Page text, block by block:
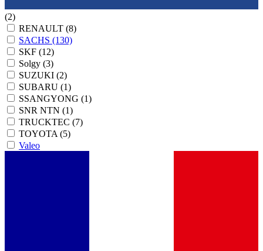
(2)
RENAULT (8)
SACHS (130)
SKF (12)
Solgy (3)
SUZUKI (2)
SUBARU (1)
SSANGYONG (1)
SNR NTN (1)
TRUCKTEC (7)
TOYOTA (5)
Valeo